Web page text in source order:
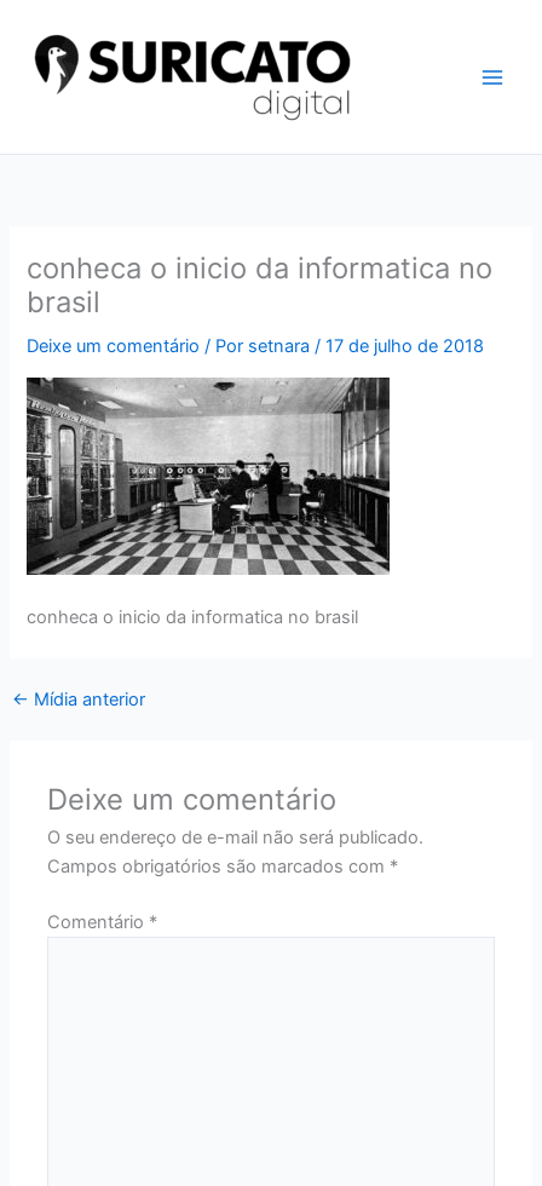
conteúdo
conheca o inicio da informatica no
brasil
Deixe um comentário / Por setnara/17 de julho de 2018
conheca o inicio da informatica no brasil
← Mídia anterior
Deixe um comentário
O seu endereço de e-mail não será publicado.
Campos obrigatórios são marcados com *
Comentário *